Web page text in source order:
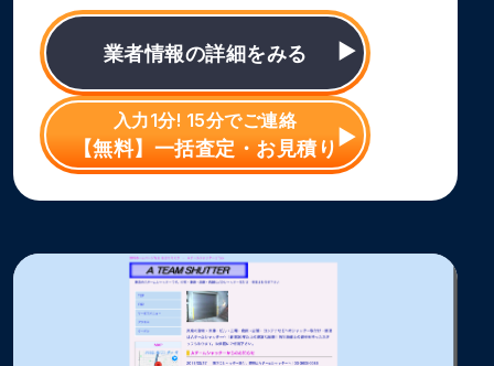
業者情報の詳細をみる
入力1分! 15分でご連絡
【無料】一括査定・お見積り